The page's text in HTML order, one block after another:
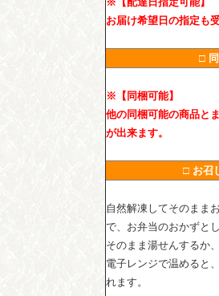
お届け希望日の指定も
□
※【同梱可能】
他の同梱可能の商品と
が出来ます。
□ お召
自然解凍してそのまま
で、お弁当のおかずと
そのまま湯せんするか
電子レンジで温めると
れます。